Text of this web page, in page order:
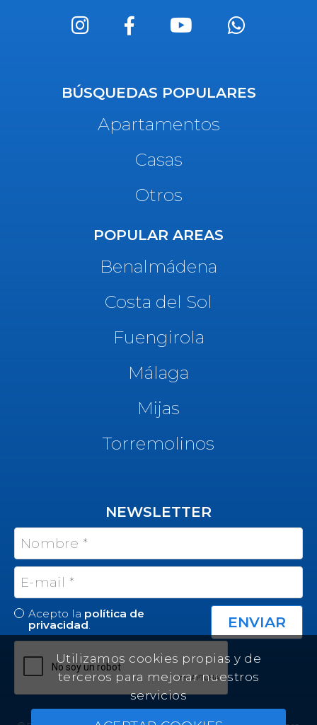
BÚSQUEDAS POPULARES
Apartamentos
Casas
Otros
POPULAR AREAS
Benalmádena
Costa del Sol
Fuengirola
Málaga
Mijas
Torremolinos
NEWSLETTER
Acepto la política de
privacidad.
Utilizamos cookies propias y de
terceros para mejorar nuestros
servicios